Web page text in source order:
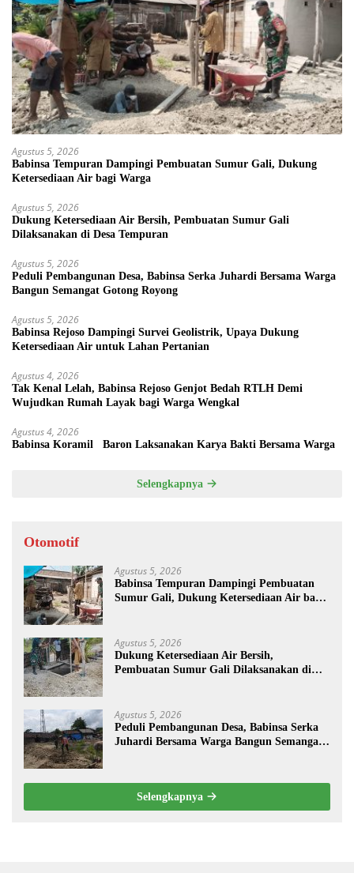
Agustus 5, 2026
Babinsa Tempuran Dampingi Pembuatan Sumur Gali, Dukung
Ketersediaan Air bagi Warga
Agustus 5, 2026
Dukung Ketersediaan Air Bersih, Pembuatan Sumur Gali
Dilaksanakan di Desa Tempuran
Agustus 5, 2026
Peduli Pembangunan Desa, Babinsa Serka Juhardi Bersama Warga
Bangun Semangat Gotong Royong
Agustus 5, 2026
Babinsa Rejoso Dampingi Survei Geolistrik, Upaya Dukung
Ketersediaan Air untuk Lahan Pertanian
Agustus 4, 2026
Tak Kenal Lelah, Babinsa Rejoso Genjot Bedah RTLH Demi
Wujudkan Rumah Layak bagi Warga Wengkal
Agustus 4, 2026
Babinsa Koramil Baron Laksanakan Karya Bakti Bersama Warga
Selengkapnya
Otomotif
Agustus 5, 2026
Babinsa Tempuran Dampingi Pembuatan
Sumur Gali, Dukung Ketersediaan Air bagi
Agustus 5, 2026
Dukung Ketersediaan Air Bersih,
Pembuatan Sumur Gali Dilaksanakan di
Agustus 5, 2026
Peduli Pembangunan Desa, Babinsa Serka
Juhardi Bersama Warga Bangun Semangat
Selengkapnya